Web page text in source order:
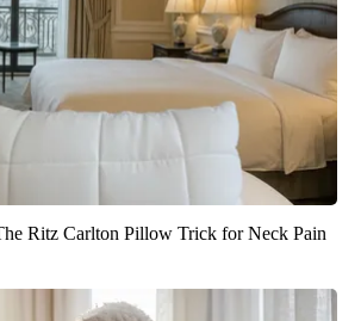
Ritz Carlton Pillow Trick for Neck Pain